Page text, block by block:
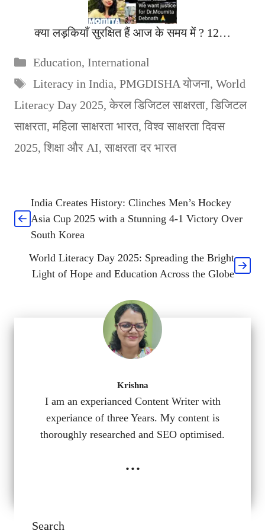
क्या लड़कियाँ सुरक्षित हैं आज के समय में ? 12…
Categories
Education, International
Tags
Literacy in India, PMGDISHA योजना, World
Literacy Day 2025,केरल डिजिटल साक्षरता,डिजिटल
साक्षरता,महिला साक्षरता भारत,विश्व साक्षरता दिवस
2025,शिक्षा और AI,साक्षरता दर भारत
India Creates History: Clinches Men’s Hockey
Asia Cup 2025 with a Stunning 4-1 Victory Over
South Korea
World Literacy Day 2025: Spreading the Bright
Light of Hope and Education Across the Globe
Krishna
I am an experianced Content Writer with
experiance of three Years. My content is
thoroughly researched and SEO optimised.
...
Search